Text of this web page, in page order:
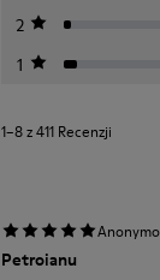
2
1
1–8 z 411 Recenzji
Petroianu